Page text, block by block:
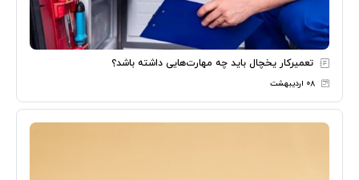
تعمیرکار یخچال باید چه مهارت‌هایی داشته باشد؟
۰۸ اردیبهشت